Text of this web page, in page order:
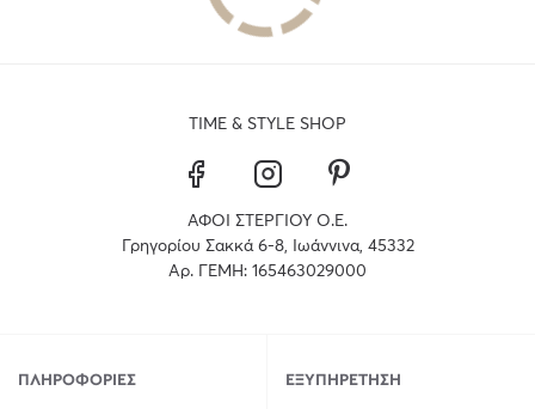
TIME & STYLE SHOP
ΑΦΟΙ ΣΤΕΡΓΙΟΥ Ο.Ε.
Γρηγορίου Σακκά 6-8, Ιωάννινα, 45332
Αρ. ΓΕΜΗ: 165463029000
ΠΛΗΡΟΦΟΡΊΕΣ ΕΞΥΠΗΡΈΤΗΣΗ